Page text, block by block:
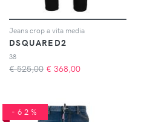
Jeans crop a vita media
DSQUARED2
38
€ 525,00 € 368,00
-62%